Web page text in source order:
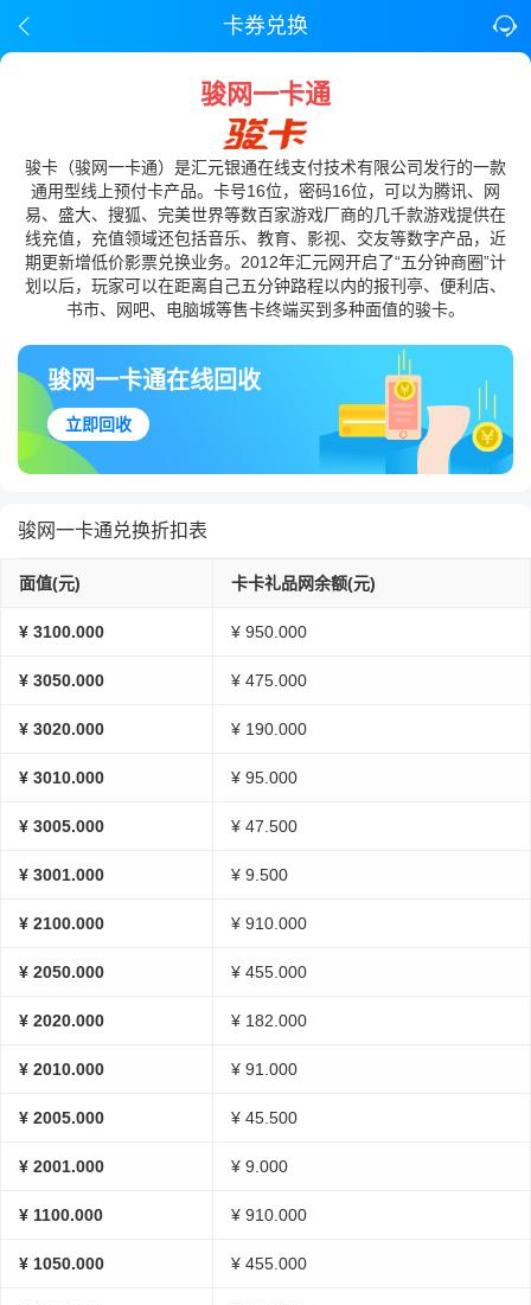
卡券兑换
骏网一卡通
骏卡（骏网一卡通）是汇元银通在线支付技术有限公司发行的一款
通用型线上预付卡产品。卡号16位，密码16位，可以为腾讯、网
易、盛大、搜狐、完美世界等数百家游戏厂商的几千款游戏提供在
线充值，充值领域还包括音乐、教育、影视、交友等数字产品，近
期更新增低价影票兑换业务。2012年汇元网开启了“五分钟商圈”计
划以后，玩家可以在距离自己五分钟路程以内的报刊亭、便利店、
书市、网吧、电脑城等售卡终端买到多种面值的骏卡。
骏网一卡通在线回收
立即回收
骏网一卡通兑换折扣表
面值(元) 卡卡礼品网余额(元)
¥ 3100.000 ¥ 950.000
¥ 3050.000 ¥ 475.000
¥ 3020.000 ¥ 190.000
¥ 3010.000 ¥ 95.000
¥ 3005.000 ¥ 47.500
¥ 3001.000 ¥ 9.500
¥ 2100.000 ¥ 910.000
¥ 2050.000 ¥ 455.000
¥ 2020.000 ¥ 182.000
¥ 2010.000 ¥ 91.000
¥ 2005.000 ¥ 45.500
¥ 2001.000 ¥ 9.000
¥ 1100.000 ¥ 910.000
¥ 1050.000 ¥ 455.000